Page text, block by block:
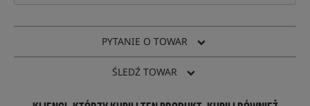
PYTANIE O TOWAR
ŚLEDŹ TOWAR